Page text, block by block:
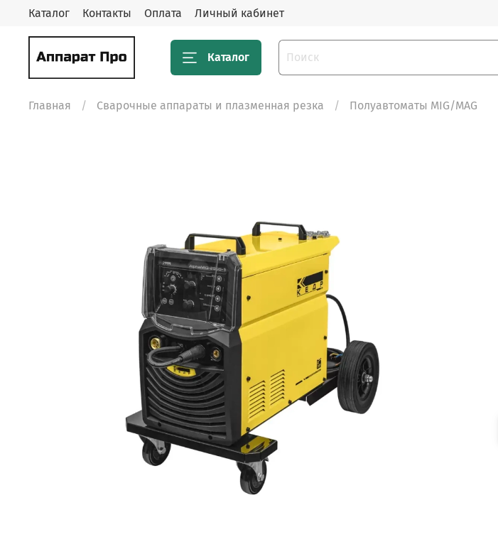
Каталог Контакты Оплата Личный кабинет
Каталог
Главная Сварочные аппараты и плазменная резка Полуавтоматы MIG/MAG